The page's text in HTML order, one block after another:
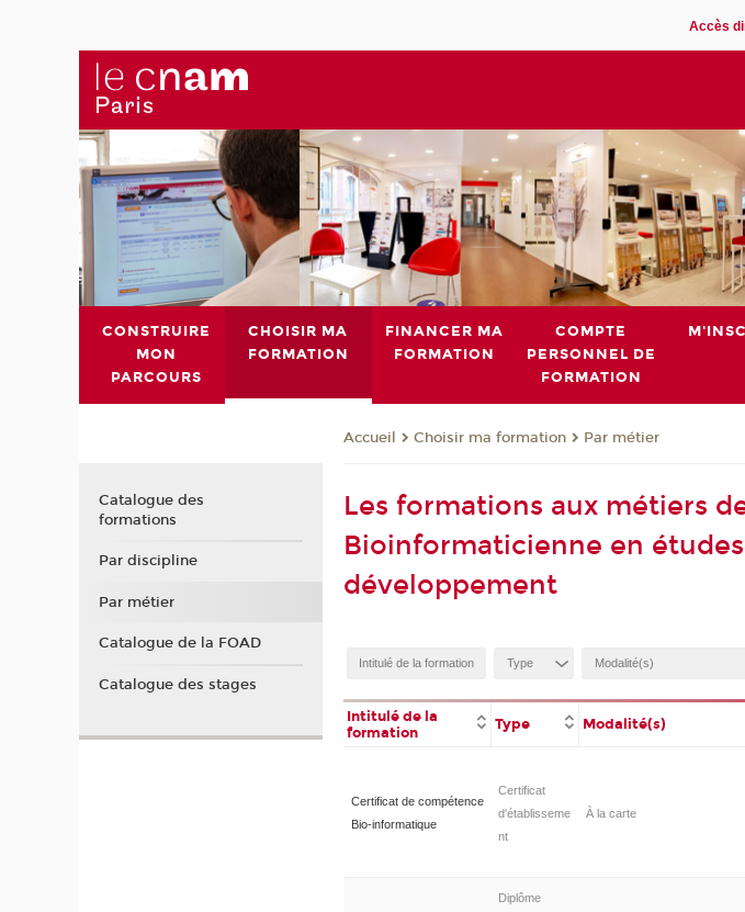
Accès
CONSTRUIRE
MON
PARCOURS
CHOISIR MA
FORMATION
FINANCER MA
FORMATION
COMPTE
PERSONNEL DE
FORMATION
Accueil Choisir ma formation Par métier
Les formations aux métiers
Bioinformaticienne en
développement
Intitulé de la
formation
Type Modalité(s)
Certificat de compétence
Bio-informatique
Certificat
d'établisseme
nt
À la carte
Diplôme
Catalogue des
formations
Par discipline
Par métier
Catalogue de la FOAD
Catalogue des stages